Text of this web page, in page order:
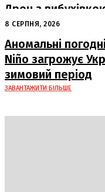
Дрон з
Лейпцига: США
8 СЕРПНЯ, 2026
Аномальні
Niño загрожує
зимовий період
ЗАВАНТАЖИТИ БІЛЬШЕ